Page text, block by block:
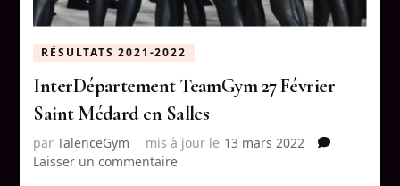
RÉSULTATS 2021-2022
InterDépartement TeamGym 27 Février
Saint Médard en Salles
parTalenceGym mis à jour le 13 mars 2022
Laisser un commentairesur